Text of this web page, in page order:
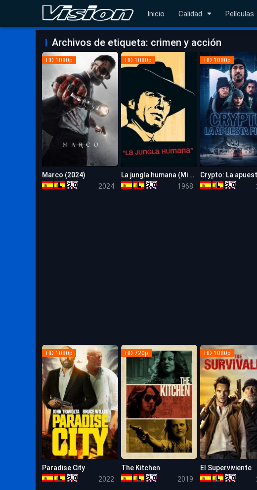
Inicio Calidad Películas
Archivos de etiqueta: crimen y acción
HD 1080p
Marco (2024)
2024
HD 1080p
La jungla humana (Mi nombre es violencia)
1968
HD 1080p
HD 1080p
Paradise City
2022
HD 720p
The Kitchen
2019
HD 1080p
El Superviviente